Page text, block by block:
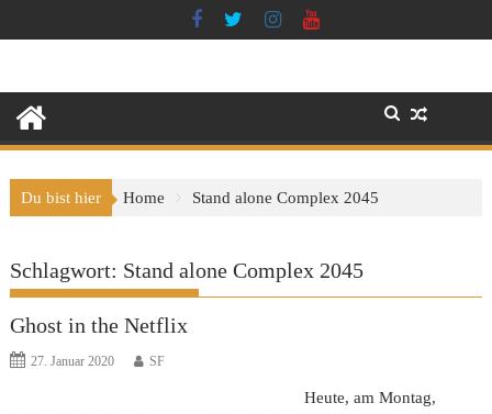
to
Du bist hier Home Stand alone Complex 2045
Schlagwort: Stand alone Complex 2045
Ghost in the Netflix
27. Januar 2020 SF
Heute, am Montag,